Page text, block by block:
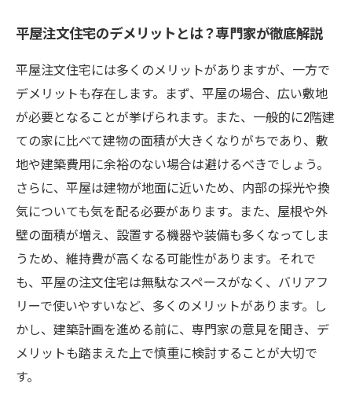
平屋注文住宅のデメリットとは？専門家が徹底解説
平屋注文住宅には多くのメリットがありますが、一方で
デメリットも存在します。まず、平屋の場合、広い敷地
が必要となることが挙げられます。また、一般的に2階建
ての家に比べて建物の面積が大きくなりがちであり、敷
地や建築費用に余裕のない場合は避けるべきでしょう。
さらに、平屋は建物が地面に近いため、内部の採光や換
気についても気を配る必要があります。また、屋根や外
壁の面積が増え、設置する機器や装備も多くなってしま
うため、維持費が高くなる可能性があります。それで
も、平屋の注文住宅は無駄なスペースがなく、バリアフ
リーで使いやすいなど、多くのメリットがあります。し
かし、建築計画を進める前に、専門家の意見を聞き、デ
メリットも踏まえた上で慎重に検討することが大切で
す。